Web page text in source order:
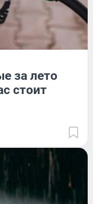
за лето
стоит